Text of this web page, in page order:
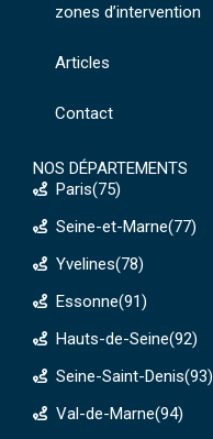
zones d’intervention
Articles
Contact
NOS DÉPARTEMENTS
Paris(75)
Seine-et-Marne(77)
Yvelines(78)
Essonne(91)
Hauts-de-Seine(92)
Seine-Saint-Denis(93)
Val-de-Marne(94)